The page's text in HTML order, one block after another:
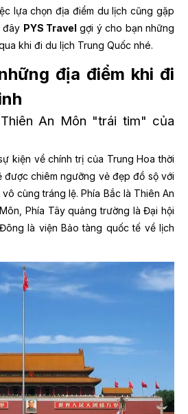
lựa chọn địa điểm du lịch cũng gặp
đây PYS Travel gợi ý cho bạn những
khi đi du lịch Trung Quốc nhé.
địa điểm khi đi
An Môn "trái tim" của
kiện về chính trị của Trung Hoa thời
được chiêm ngưỡng vẻ đẹp đồ sộ với
cùng tráng lệ. Phía Bắc là Thiên An
Phía Tây quảng trường là Đại hội
là viện Bảo tàng quốc tế về lịch